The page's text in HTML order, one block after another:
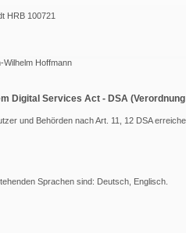
HRB 100721
Hoffmann
Digital Services Act - DSA (Verordnung
und Behörden nach Art. 11, 12 DSA
Sprachen sind: Deutsch, Englisch.